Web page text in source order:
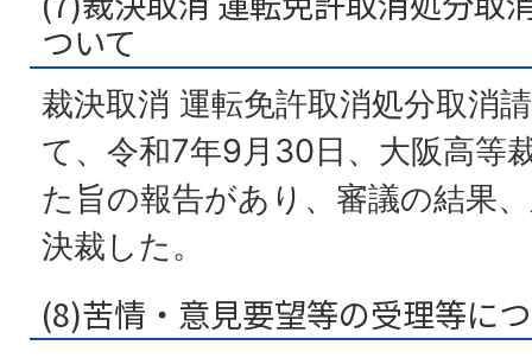
ついて
裁決取消 運転免許取消処分取消
て、令和7年9月30日、大阪高等
た旨の報告があり、審議の結果
決裁した。
(8)苦情・意見要望等の受理等に